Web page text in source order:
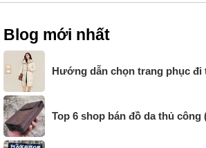
Blog mới nhất
Hướng dẫn chọn trang phục đi
Top 6 shop bán đồ da thủ